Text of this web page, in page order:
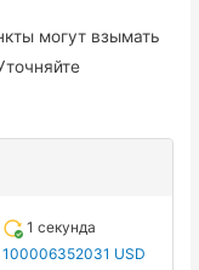
могут взымать
1 секунда
100006352031 USD